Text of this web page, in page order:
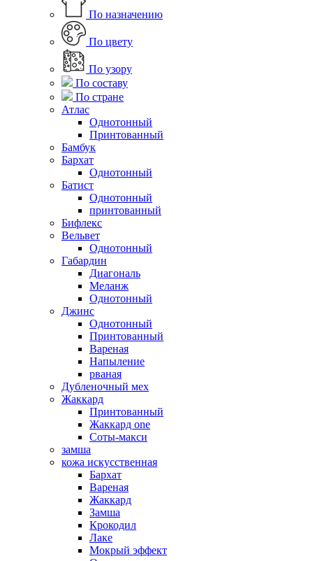
По назначению
По цвету
По узору
По составу
По стране
Атлас
Однотонный
Принтованный
Бамбук
Бархат
Однотонный
Батист
Однотонный
принтованный
Бифлекс
Вельвет
Однотонный
Габардин
Диагональ
Меланж
Однотонный
Джинс
Однотонный
Принтованный
Вареная
Напыление
рваная
Дубленочный мех
Жаккард
Принтованный
Жаккард one
Соты-макси
замша
кожа искусственная
Бархат
Вареная
Жаккард
Замша
Крокодил
Лаке
Мокрый эффект